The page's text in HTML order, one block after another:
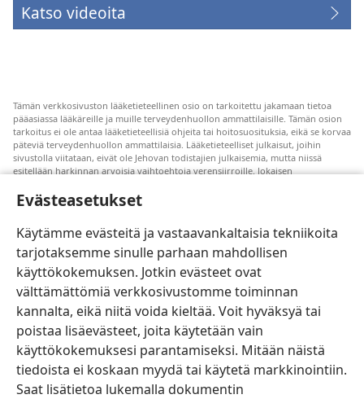
Evästeasetukset
Käytämme evästeitä ja vastaavankaltaisia tekniikoita
tarjotaksemme sinulle parhaan mahdollisen
käyttökokemuksen. Jotkin evästeet ovat
välttämättömiä verkkosivustomme toiminnan
kannalta, eikä niitä voida kieltää. Voit hyväksyä tai
poistaa lisäevästeet, joita käytetään vain
käyttökokemuksesi parantamiseksi. Mitään näistä
tiedoista ei koskaan myydä tai käytetä markkinointiin.
Saat lisätietoa lukemalla dokumentin
Katso videoita
Tämän verkkosivuston lääketieteellinen osio on tarkoitettu jakamaan tietoa
pääasiassa lääkäreille ja muille terveydenhuollon ammattilaisille. Tämän osion
tarkoitus ei ole antaa lääketieteellisiä ohjeita tai hoitosuosituksia, eikä se korvaa
päteviä terveydenhuollon ammattilaisia. Lääketieteelliset julkaisut, joihin
sivustolla viitataan, eivät ole Jehovan todistajien julkaisemia, mutta niissä
esitellään harkinnan arvoisia vaihtoehtoja verensiirroille. Jokaisen
tasalla, keskustella hoitovaihtoehdoista potilaan kanssa ja auttaa potilasta
tekemään päätöksiä, joissa otetaan huomioon hänen terveydentilansa, oma
hoitomenetelmät eivät sovellu kaikkiin potilaisiin.
Potilaalle: Pyydä terveydentilaasi ja hoitoasi koskevia ohjeita aina omalta
lääkäriltäsi tai joltain muulta pätevältä terveydenhuollon ammattilaiselta. Jos
epäilet olevasi sairas, ota yhteyttä lääkäriin.
Tutustu tämän sivuston käyttöehtoihin.
Väriteema